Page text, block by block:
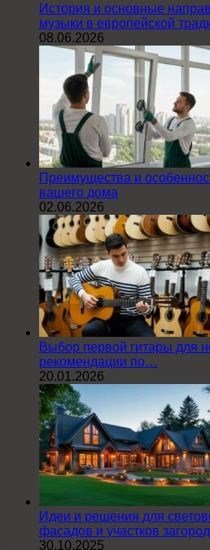
История и основные
музыки в европейской
08.06.2026
Преимущества и
вашего дома
02.06.2026
Выбор первой гитары для
рекомендации по…
20.01.2026
Идеи и решения для
фасадов и участков
30.10.2025